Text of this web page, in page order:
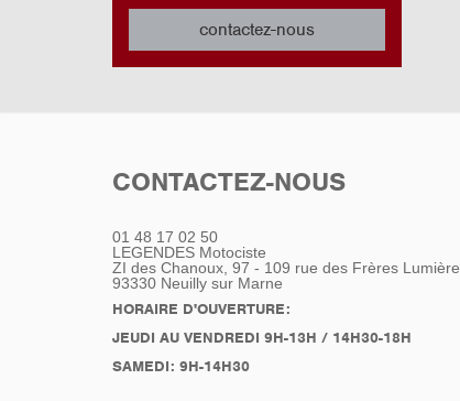
contactez-nous
CONTACTEZ-NOUS
01 48 17 02 50
LEGENDES Motociste
ZI des Chanoux, 97 - 109 rue des Frères Lumière
93330 Neuilly sur Marne
HORAIRE D'OUVERTURE:
JEUDI AU VENDREDI 9H-13H / 14H30-18H
SAMEDI: 9H-14H30